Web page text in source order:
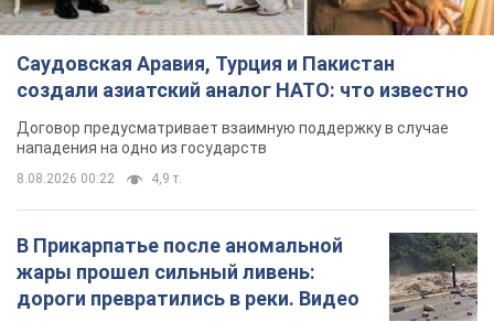
Саудовская Аравия, Турция и Пакистан
создали азиатский аналог НАТО: что известно
Договор предусматривает взаимную поддержку в случае
нападения на одно из государств
8.08.2026 00:22 4,9 т.
В Прикарпатье после аномальной
жары прошел сильный ливень:
дороги превратились в реки. Видео